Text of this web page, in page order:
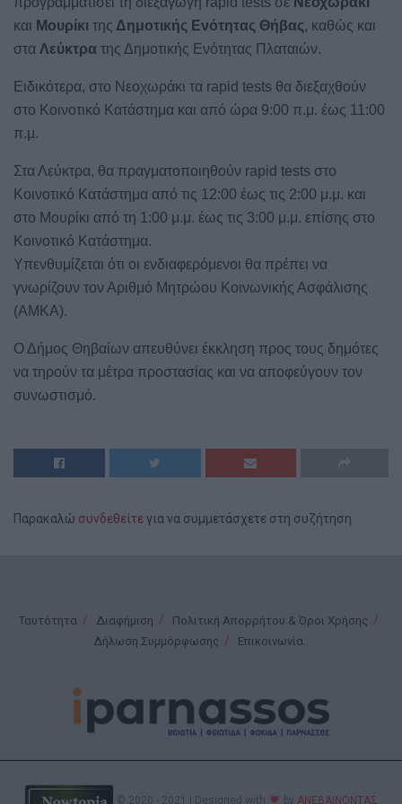
και Μουρίκι της Δημοτικής Ενότητας Θήβας, καθώς και
στα Λεύκτρα της Δημοτικής Ενότητας Πλαταιών.
Ειδικότερα, στο Νεοχωράκι τα rapid tests θα διεξαχθούν
στο Κοινοτικό Κατάστημα και από ώρα 9:00 π.μ. έως 11:00
π.μ.
Στα Λεύκτρα, θα πραγματοποιηθούν rapid tests στο
Κοινοτικό Κατάστημα από τις 12:00 έως τις 2:00 μ.μ. και
στο Μουρίκι από τη 1:00 μ.μ. έως τις 3:00 μ.μ. επίσης στο
Κοινοτικό Κατάστημα.
Υπενθυμίζεται ότι οι ενδιαφερόμενοι θα πρέπει να
γνωρίζουν τον Αριθμό Μητρώου Κοινωνικής Ασφάλισης
(ΑΜΚΑ).
Ο Δήμος Θηβαίων απευθύνει έκκληση προς τους δημότες
να τηρούν τα μέτρα προστασίας και να αποφεύγουν τον
συνωστισμό.
Παρακαλώ συνδεθείτεγια να συμμετάσχετε στη συζήτηση
Ταυτότητα Διαφήμιση
Πολιτική Απορρήτου & Όροι Χρήσης
Δήλωση Συμμόρφωσης
Επικοινωνία
© 2020 - 2021 | Designed with by ΑΝΕΒΑΙΝΟΝΤΑΣ